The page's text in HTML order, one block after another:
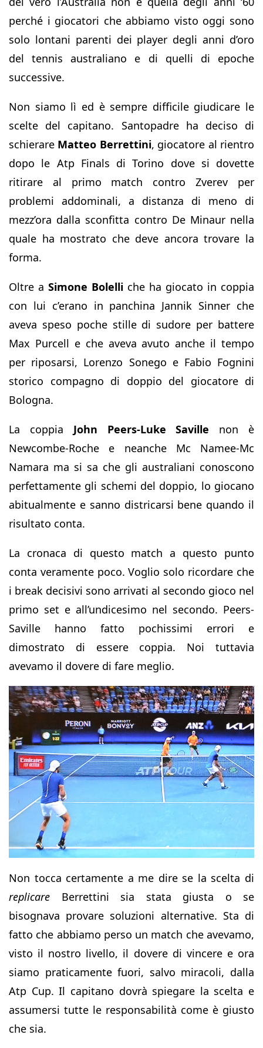
perché i giocatori che abbiamo visto oggi sono
solo lontani parenti dei player degli anni d’oro
del tennis australiano e di quelli di epoche
successive.
Non siamo lì ed è sempre difficile giudicare le
scelte del capitano. Santopadre ha deciso di
schierare Matteo Berrettini, giocatore al rientro
dopo le Atp Finals di Torino dove si dovette
ritirare al primo match contro Zverev per
problemi addominali, a distanza di meno di
mezz’ora dalla sconfitta contro De Minaur nella
quale ha mostrato che deve ancora trovare la
forma.
Oltre a Simone Bolelli che ha giocato in coppia
con lui c’erano in panchina Jannik Sinner che
aveva speso poche stille di sudore per battere
Max Purcell e che aveva avuto anche il tempo
per riposarsi, Lorenzo Sonego e Fabio Fognini
storico compagno di doppio del giocatore di
Bologna.
La coppia John Peers-Luke Saville non è
Newcombe-Roche e neanche Mc Namee-Mc
Namara ma si sa che gli australiani conoscono
perfettamente gli schemi del doppio, lo giocano
abitualmente e sanno districarsi bene quando il
risultato conta.
La cronaca di questo match a questo punto
conta veramente poco. Voglio solo ricordare che
i break decisivi sono arrivati al secondo gioco nel
primo set e all’undicesimo nel secondo. Peers-
Saville hanno fatto pochissimi errori e
dimostrato di essere coppia. Noi tuttavia
avevamo il dovere di fare meglio.
Non tocca certamente a me dire se la scelta di
replicare Berrettini sia stata giusta o se
bisognava provare soluzioni alternative. Sta di
fatto che abbiamo perso un match che avevamo,
visto il nostro livello, il dovere di vincere e ora
siamo praticamente fuori, salvo miracoli, dalla
Atp Cup. Il capitano dovrà spiegare la scelta e
assumersi tutte le responsabilità come è giusto
che sia.